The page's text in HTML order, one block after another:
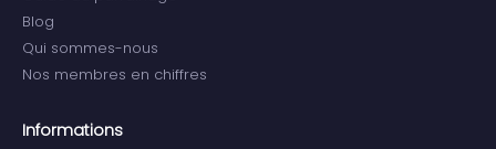
Blog
Qui sommes-nous
Nos membres en chiffres
Informations